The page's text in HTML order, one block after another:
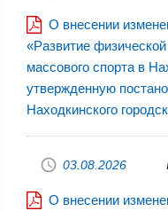
О внесении
«Развитие
массового спорта в
утвержденную
Находкинского
03.08.2026
О внесении